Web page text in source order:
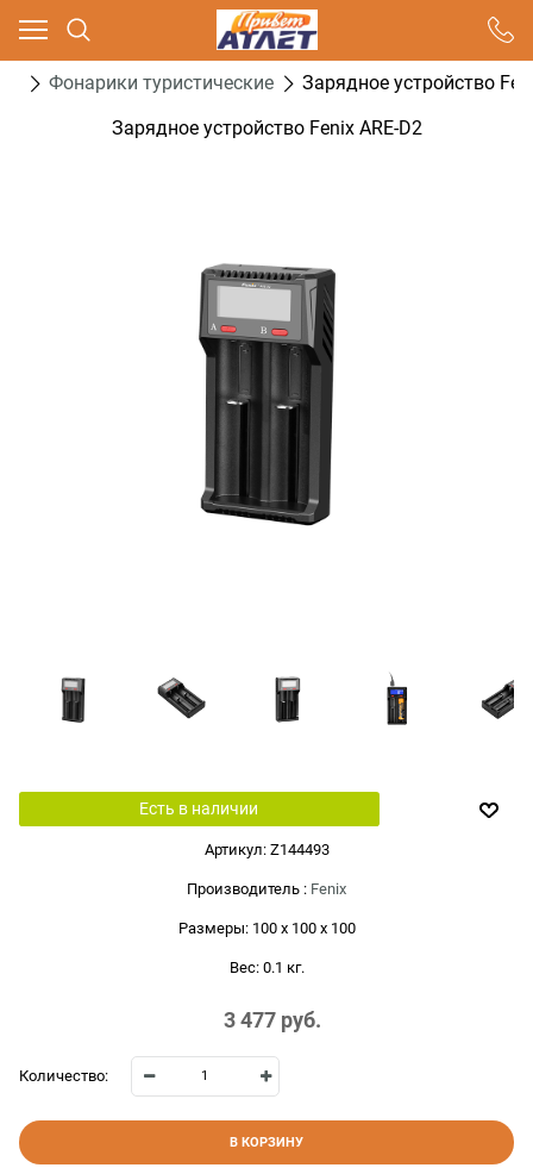
Фонарики туристические
Зарядное устройство
Зарядное устройство Fenix ARE-D2
Есть в наличии
Артикул: Z144493
Производитель : Fenix
Размеры: 100 x 100 x 100
Вес: 0.1 кг.
3 477 руб.
Количество:
В КОРЗИНУ
Ваш город - Москва,
угадали?
ДА НЕТ